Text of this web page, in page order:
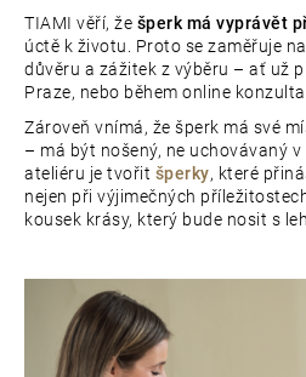
TIAMI věří, že šperk má vyprávět
úctě k životu. Proto se zaměřuje na
důvěru a zážitek z výběru – ať už
Praze, nebo během online
Zároveň vnímá, že šperk má své
– má být nošený, ne uchovávaný
ateliéru je tvořit šperky, které
nejen při výjimečných
kousek krásy, který bude nosit s